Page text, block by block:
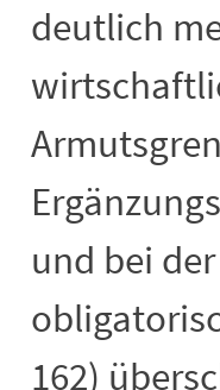
deutlich
und bei
162)